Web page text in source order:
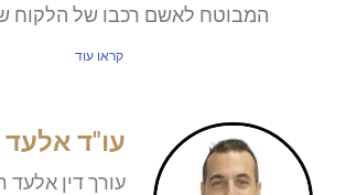
המבוטח לאשם רכבו של הלקוח
קראו עוד
עו"ד אלעד
עורך דין אלעד